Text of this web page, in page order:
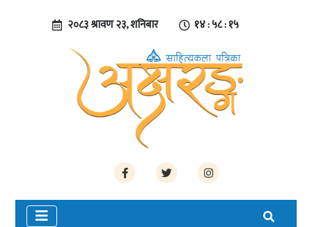
२०८३ श्रावण २३, शनिबार १४ : ५८ : १६